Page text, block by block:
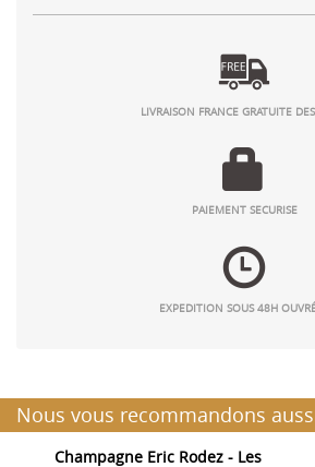
LIVRAISON FRANCE GRATUITE
PAIEMENT SECURISE
EXPEDITION SOUS 48H
Nous vous recommandons
Champagne Eric Rodez - Les